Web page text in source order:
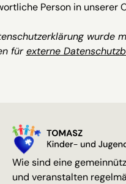
Person in unserer
wurde
fürexterne
Wie sind eine
und veranstalten